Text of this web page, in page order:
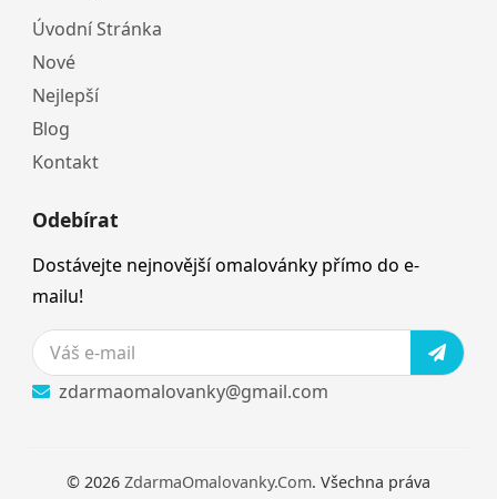
Úvodní Stránka
Nové
Nejlepší
Blog
Kontakt
Odebírat
Dostávejte nejnovější omalovánky přímo do e-
mailu!
zdarmaomalovanky@gmail.com
© 2026 ZdarmaOmalovanky.Com. Všechna práva